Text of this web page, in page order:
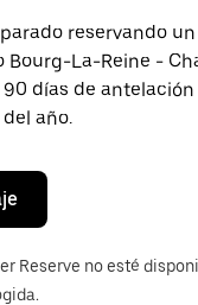
reservando
Bourg-La-Reine -
días de
año.
Reserve no esté